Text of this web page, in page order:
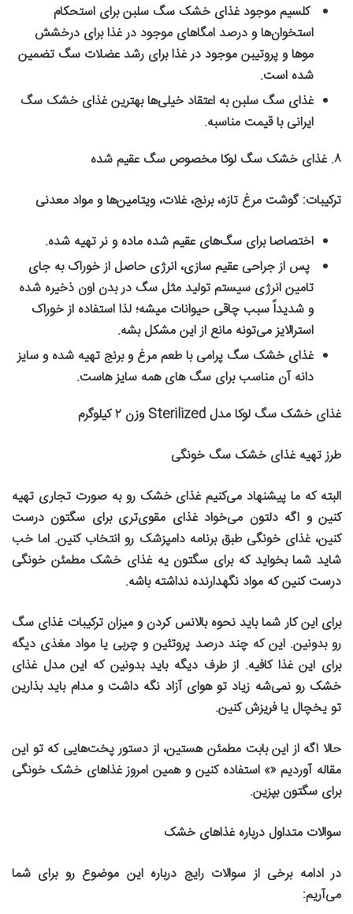
کلسیم موجود غذای خشک سگ سلبن برای استحکام
استخوان‌ها و درصد امگاهای موجود در غذا برای درخشش
موها و پروتیبن موجود در غذا برای رشد عضلات سگ تضمین
شده است.
غذای سگ سلبن به اعتقاد خیلی‌ها بهترین غذای خشک سگ
ایرانی با قیمت مناسبه.
۸.غذای خشک سگ لوکا مخصوص سگ عقیم شده
ترکیبات:گوشت مرغ تازه، برنج، غلات، ویتامین‌ها و مواد معدنی
اختصاصا برای سگ‌های عقیم شده ماده و نر تهیه شده.
پس از جراحی عقیم سازی، انرژی حاصل از خوراک به جای
تامین انرژی سیستم تولید مثل سگ در بدن اون ذخیره شده
و شدیداً سبب چاقی حیوانات میشه؛ لذا استفاده از خوراک
استرالایز می‌تونه مانع از این مشکل بشه.
غذای خشک سگ پرامی با طعم مرغ و برنج تهیه شده و سایز
دانه آن مناسب برای سگ های همه سایز هاست.
غذای خشک سگ لوکا مدل
وزن ۲کیلوگرم
طرز تهیه غذای خشک سگ خونگی
البته که ما پیشنهاد می‌کنیم غذای خشک رو به صورت تجاری تهیه
کنین و اگه دلتون می‌خواد غذای مقوی‌تری برای سگتون درست
کنین، غذای خونگی طبق برنامه دامپزشک رو انتخاب کنین. اما خب
شاید شما بخواید که برای سگتون یه غذای خشک مطمئن خونگی
درست کنین که مواد نگهدارنده نداشته باشه.
برای این کار شما باید نحوه بالانس کردن و میزان ترکیبات غذای سگ
رو بدونین. این که چند درصد پروتئین و چربی یا مواد مغذی دیگه
برای این غذا کافیه. از طرف دیگه باید بدونین که این مدل غذای
خشک رو نمی‌شه زیاد تو هوای آزاد نگه داشت و مدام باید بذارین
تو یخچال یا فریزش کنین.
حالا اگه از این بابت مطمئن هستین، از دستور پخت‌هایی که تو این
مقاله آوردیم«»استفاده کنین و همین امروز غذاهای خشک خونگی
برای سگتون بپزین.
سوالات متداول درباره غذاهای خشک
در ادامه برخی از سوالات رایج درباره این موضوع رو برای شما
می‌آریم: